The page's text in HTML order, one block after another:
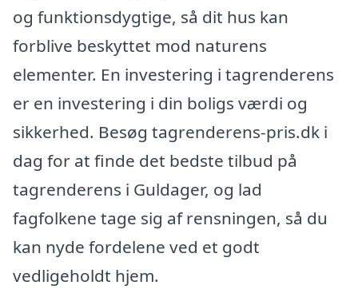
og funktionsdygtige, så dit hus kan
forblive beskyttet mod naturens
elementer. En investering i tagrenderens
er en investering i din boligs værdi og
sikkerhed. Besøg tagrenderens-pris.dk i
dag for at finde det bedste tilbud på
tagrenderens i Guldager, og lad
fagfolkene tage sig af rensningen, så du
kan nyde fordelene ved et godt
vedligeholdt hjem.